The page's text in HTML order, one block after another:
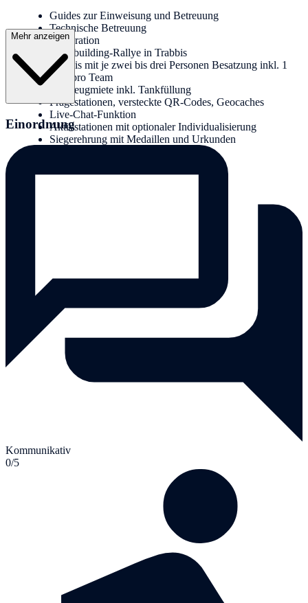
Guides zur Einweisung und Betreuung
Technische Betreuung
Moderation
Teambuilding-Rallye in Trabbis
Trabbis mit je zwei bis drei Personen Besatzung inkl. 1
iPad pro Team
Fahrzeugmiete inkl. Tankfüllung
Fragestationen, versteckte QR-Codes, Geocaches
Live-Chat-Funktion
Aktivstationen mit optionaler Individualisierung
Siegerehrung mit Medaillen und Urkunden
Mehr anzeigen
Einordnung
Kommunikativ
0/5